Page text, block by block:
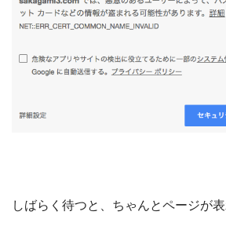
しばらく待つと、ちゃんとページが表